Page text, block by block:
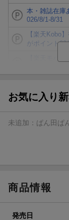
本・雑誌在庫
026/8/1-8/31
【楽天Kobo
がポイント20
ト山分け
楽天モバイ
条件達成で
お気に入り
未追加： ぱん田ぱ
商品情報
発売日